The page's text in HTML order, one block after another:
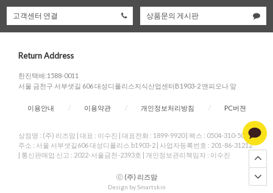
고객센터 연결 상품문의 게시판
Return Address
한진택배:1588-0011
서울 금천구 서부샛길 606 대성디폴리스지식산업센터B1903-2 앤피오나 앞
이용안내 / 이용약관 / 개인정보처리방침 / PC버젼
상점명 : (주) 리즈맘 | 대표 : 이수진 | 대표전화 : 1899-9920 | 팩스 : 0504-310-5004
주소 : 서울 서부샛길606 대성디폴리스 b1903-2 | 사업자등록번호 : 201-86-31212
| 통신판매업 신고 : 2022-서울금천-2393호 | 개인정보관리책임자 : 이수진
ⓒ (주) 리즈맘